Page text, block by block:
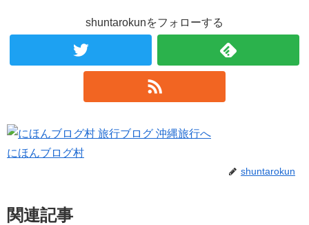
shuntarokunをフォローする
にほんブログ村
shuntarokun
関連記事